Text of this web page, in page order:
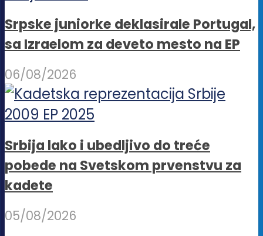
Srpske juniorke deklasirale Portugal,
sa Izraelom za deveto mesto na EP
06/08/2026
Srbija lako i ubedljivo do treće
pobede na Svetskom prvenstvu za
kadete
05/08/2026